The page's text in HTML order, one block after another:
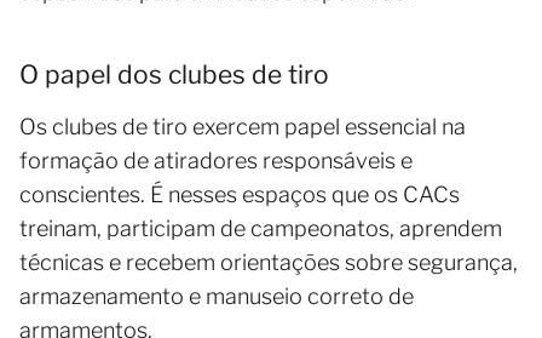
O papel dos clubes de tiro
Os clubes de tiro exercem papel essencial na
formação de atiradores responsáveis e
conscientes. É nesses espaços que os CACs
treinam, participam de campeonatos, aprendem
técnicas e recebem orientações sobre segurança,
armazenamento e manuseio correto de
armamentos.